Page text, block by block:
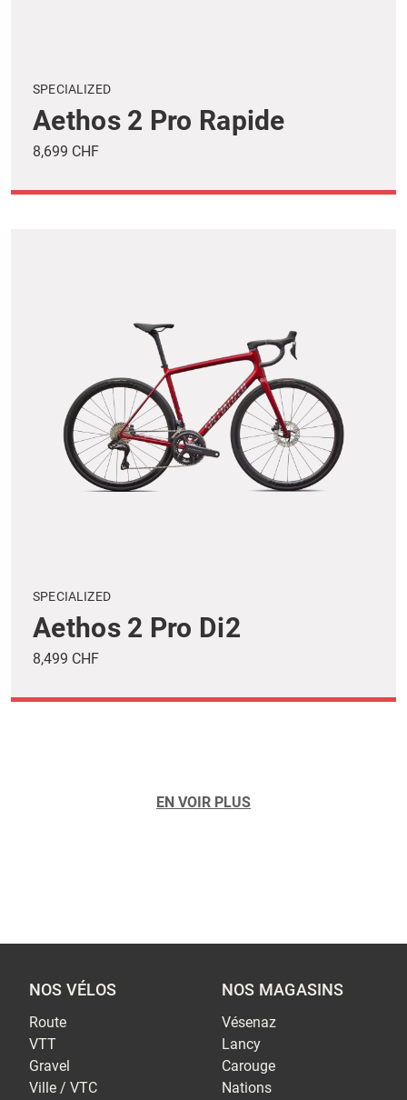
SPECIALIZED
Aethos 2 Pro Rapide
8,699 CHF
SPECIALIZED
Aethos 2 Pro Di2
8,499 CHF
EN VOIR PLUS
NOS VÉLOS
Route
VTT
Gravel
Ville / VTC
NOS MAGASINS
Vésenaz
Lancy
Carouge
Nations